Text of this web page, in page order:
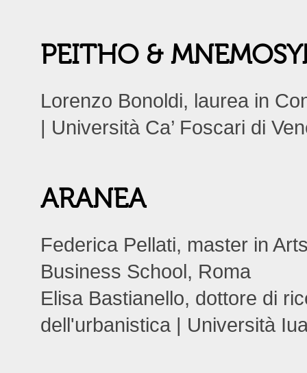
PEITHO &
Lorenzo Bonoldi, laurea in
| Università Ca’ Foscari di
ARANEA
Federica Pellati, master in
Business School, Roma
Elisa Bastianello, dottore di
dell'urbanistica | Università